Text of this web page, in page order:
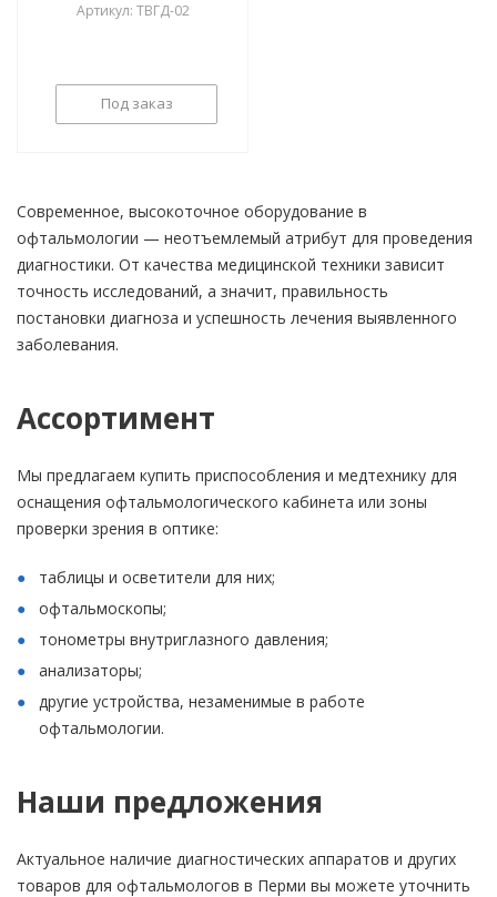
Артикул: ТВГД-02
Под заказ
Современное, высокоточное оборудование в
офтальмологии — неотъемлемый атрибут для проведения
диагностики. От качества медицинской техники зависит
точность исследований, а значит, правильность
постановки диагноза и успешность лечения выявленного
заболевания.
Ассортимент
Мы предлагаем купить приспособления и медтехнику для
оснащения офтальмологического кабинета или зоны
проверки зрения в оптике:
таблицы и осветители для них;
офтальмоскопы;
тонометры внутриглазного давления;
анализаторы;
другие устройства, незаменимые в работе
офтальмологии.
Наши предложения
Актуальное наличие диагностических аппаратов и других
товаров для офтальмологов в Перми вы можете уточнить